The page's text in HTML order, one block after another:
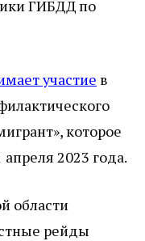
ГИБДД по
участие в
которое
2023 года.
области
рейды